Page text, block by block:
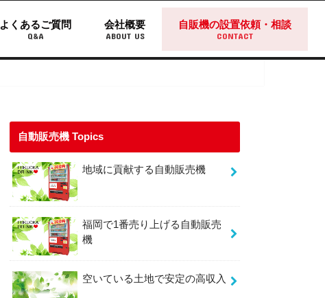
よくあるご質問
Q&A
会社概要
ABOUT US
自販機の設置依頼・相談
CONTACT
自動販売機 Topics
地域に貢献する自動販売機
福岡で1番売り上げる自動販売
機
空いている土地で安定の高収入